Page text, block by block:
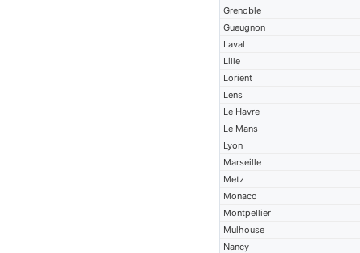
Grenoble
Gueugnon
Laval
Lille
Lorient
Lens
Le Havre
Le Mans
Lyon
Marseille
Metz
Monaco
Montpellier
Mulhouse
Nancy